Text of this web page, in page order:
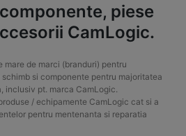
piese
CamLogic.
de marci (branduri) pentru
si componente pentru majoritatea
inclusiv pt. marca CamLogic.
/ echipamente CamLogic cat si a
pentru mentenanta si reparatia